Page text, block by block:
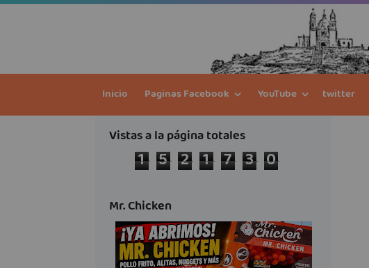
Inicio Paginas Facebook YouTube twitter
Vistas a la página totales
1 5 2 1 7 3 0
Mr. Chicken